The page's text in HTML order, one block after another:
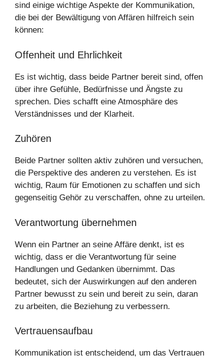
sind einige wichtige Aspekte der Kommunikation,
die bei der Bewältigung von Affären hilfreich sein
können:
Offenheit und Ehrlichkeit
Es ist wichtig, dass beide Partner bereit sind, offen
über ihre Gefühle, Bedürfnisse und Ängste zu
sprechen. Dies schafft eine Atmosphäre des
Verständnisses und der Klarheit.
Zuhören
Beide Partner sollten aktiv zuhören und versuchen,
die Perspektive des anderen zu verstehen. Es ist
wichtig, Raum für Emotionen zu schaffen und sich
gegenseitig Gehör zu verschaffen, ohne zu urteilen.
Verantwortung übernehmen
Wenn ein Partner an seine Affäre denkt, ist es
wichtig, dass er die Verantwortung für seine
Handlungen und Gedanken übernimmt. Das
bedeutet, sich der Auswirkungen auf den anderen
Partner bewusst zu sein und bereit zu sein, daran
zu arbeiten, die Beziehung zu verbessern.
Vertrauensaufbau
Kommunikation ist entscheidend, um das Vertrauen